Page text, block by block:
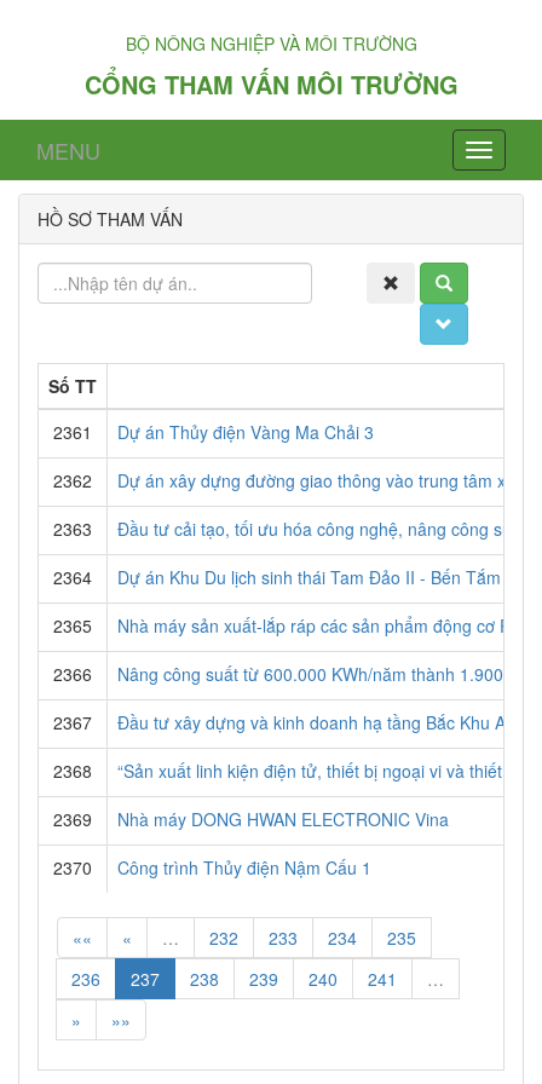
BỘ NÔNG NGHIỆP VÀ MÔI TRƯỜNG
CỔNG THAM VẤN MÔI TRƯỜNG
MENU
HỒ SƠ THAM VẤN
Số TT
2361
Dự án Thủy điện Vàng Ma Chải 3
2362
Dự án xây dựng đường giao thông vào trung tâm xã
2363
Đầu tư cải tạo, tối ưu hóa công nghệ, nâng công suất
2364
Dự án Khu Du lịch sinh thái Tam Đảo II - Bến Tắm -
2365
Nhà máy sản xuất-lắp ráp các sản phẩm động cơ
2366
Nâng công suất từ 600.000 KWh/năm thành
2367
Đầu tư xây dựng và kinh doanh hạ tầng Bắc Khu A –
2368
“Sản xuất linh kiện điện tử, thiết bị ngoại vi và thiết bị
2369
Nhà máy DONG HWAN ELECTRONIC Vina
2370
Công trình Thủy điện Nậm Cấu 1
«« « … 232 233 234
235
236
237 238 239 240 241
…
»
»»